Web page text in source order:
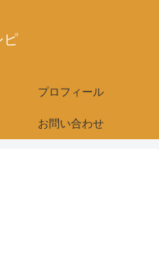
ピ
プロフィール
お問い合わせ